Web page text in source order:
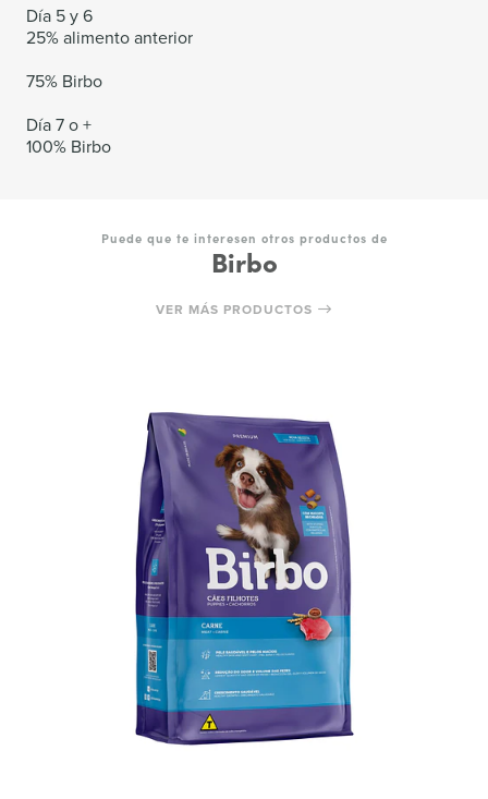
Día 5 y 6
25% alimento anterior
75% Birbo
Día 7 o +
100% Birbo
Puede que te interesen otros productos de
Birbo
VER MÁS PRODUCTOS